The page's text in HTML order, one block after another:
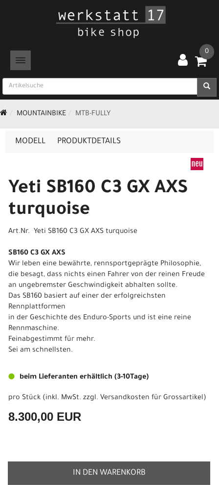
TOGGLE NAVIGATION
0
MOUNTAINBIKE MTB-FULLY
MODELL PRODUKTDETAILS
Yeti SB160 C3 GX AXS
turquoise
Art.Nr. Yeti SB160 C3 GX AXS turquoise
SB160 C3 GX AXS
Wir leben eine bewährte, rennsportgeprägte Philosophie,
die besagt, dass nichts einen Fahrer von der reinen Freude
an ungebremster Geschwindigkeit abhalten sollte.
Das SB160 basiert auf einer der erfolgreichsten
Rennplattformen
in der Geschichte des Enduro-Sports und ist eine reine
Rennmaschine.
Feinabgestimmt für mehr.
Sei am schnellsten.
beim Lieferanten erhältlich (3-10Tage)
pro Stück (inkl. MwSt. zzgl. Versandkosten für Grossartikel)
8.300,00 EUR
IN DEN WARENKORB